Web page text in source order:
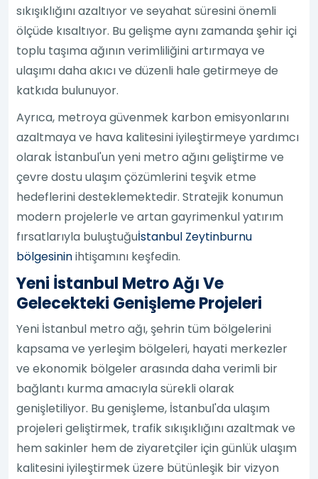
sıkışıklığını azaltıyor ve seyahat süresini önemli
ölçüde kısaltıyor. Bu gelişme aynı zamanda şehir içi
toplu taşıma ağının verimliliğini artırmaya ve
ulaşımı daha akıcı ve düzenli hale getirmeye de
katkıda bulunuyor.
Ayrıca, metroya güvenmek karbon emisyonlarını
azaltmaya ve hava kalitesini iyileştirmeye yardımcı
olarak İstanbul'un yeni metro ağını geliştirme ve
çevre dostu ulaşım çözümlerini teşvik etme
hedeflerini desteklemektedir. Stratejik konumun
modern projelerle ve artan gayrimenkul yatırım
fırsatlarıyla buluştuğuİstanbul Zeytinburnu
bölgesininihtişamını keşfedin.
Yeni İstanbul Metro Ağı Ve
Gelecekteki Genişleme Projeleri
Yeni İstanbul metro ağı, şehrin tüm bölgelerini
kapsama ve yerleşim bölgeleri, hayati merkezler
ve ekonomik bölgeler arasında daha verimli bir
bağlantı kurma amacıyla sürekli olarak
genişletiliyor. Bu genişleme, İstanbul'da ulaşım
projeleri geliştirmek, trafik sıkışıklığını azaltmak ve
hem sakinler hem de ziyaretçiler için günlük ulaşım
kalitesini iyileştirmek üzere bütünleşik bir vizyon